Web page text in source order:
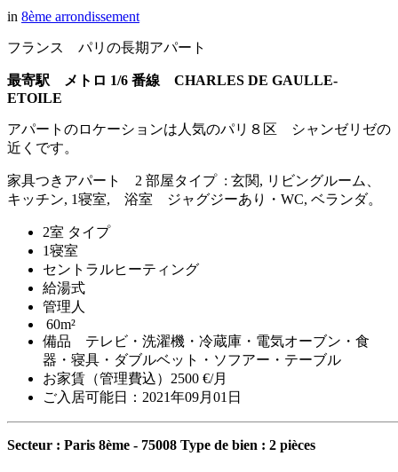
in 8ème arrondissement
フランス パリの長期アパート
最寄駅 メトロ 1/6 番線 CHARLES DE GAULLE-
ETOILE
アパートのロケーションは人気のパリ８区 シャンゼリゼの
近くです。
家具つきアパート 2 部屋タイプ : 玄関, リビングルーム、
キッチン, 1寝室, 浴室 ジャグジーあり・WC, ベランダ。
2室 タイプ
1寝室
セントラルヒーティング
給湯式
管理人
60m²
備品 テレビ・洗濯機・冷蔵庫・電気オーブン・食
器・寝具・ダブルベット・ソフアー・テーブル
お家賃（管理費込）2500 €/月
ご入居可能日：2021年09月01日
Secteur : Paris 8ème - 75008 Type de bien : 2 pièces